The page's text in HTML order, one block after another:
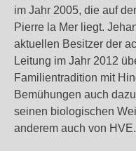
im Jahr 2005, die auf
Pierre la Mer liegt.
aktuellen Besitzer der
Leitung im Jahr 2012
Familientradition mit
Bemühungen auch
seinen biologischen
anderem auch von HVE.